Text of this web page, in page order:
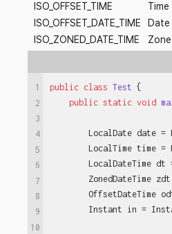
ISO_OFFSET_TIME
ISO_OFFSET_DATE_TIME
ISO_ZONED_DATE_TIME
1
2
3
4
5
6
7
8
9
10
public class Test {
public static void
LocalDate
LocalTime time =
LocalDateTime dt
ZonedDateTime
OffsetDateTime
Instant in =